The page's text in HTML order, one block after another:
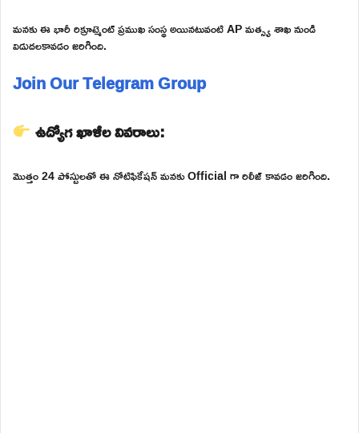
మనకు ఈ భారీ రిక్రూట్మెంట్ ప్రముఖ సంస్థ అయినటువంటి AP మత్స్య శాఖ నుండి
విడుదలకావడం జరిగింది.
Join Our Telegram Group
ఉద్యోగ ఖాళీల వివరాలు:
మొత్తం 24 పోస్టులతో ఈ నోటిఫికేషన్ మనకు Official గా రిలీజ్ కావడం జరిగింది.